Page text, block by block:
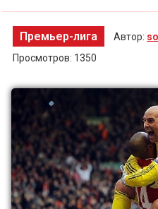
Премьер-лига Автор:
Просмотров: 1350